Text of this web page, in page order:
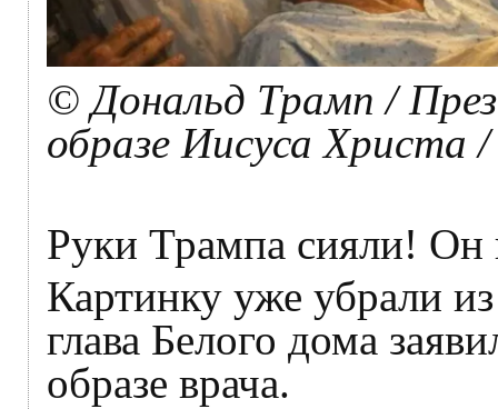
© Дональд Трамп /
образе Иисуса Христа
Руки Трампа сияли! Он
Картинку уже убрали
глава Белого дома
образе врача.